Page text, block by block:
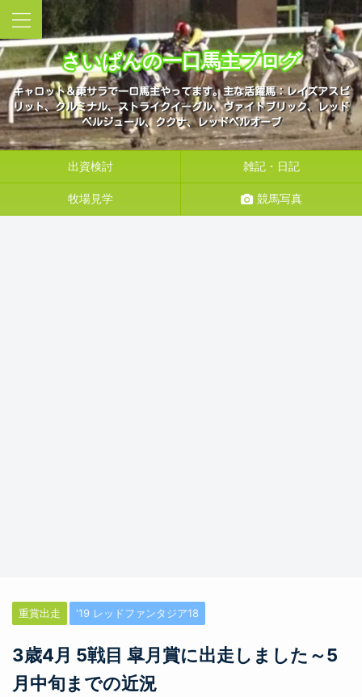
さいぱんの一口馬主ブログ
キャロット＆東サラで一口馬主やってます。主な活躍馬：レイズアスピ
リット、クルミナル、ストライクイーグル、ヴァイトブリック、レッド
ベルジュール、ククナ、レッドベルオーブ
出資検討 雑記・日記
牧場見学 競馬写真
重賞出走 '19 レッドファンタジア18
3歳4月 5戦目 皐月賞に出走しました～5
月中旬までの近況